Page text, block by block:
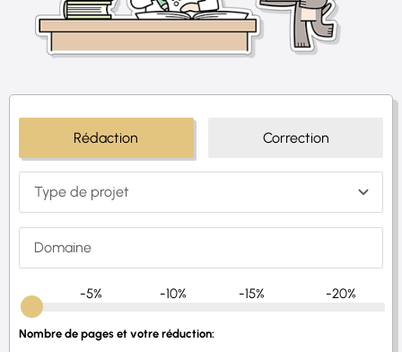
Rédaction Correction
-5% -10% -15% -20%
Nombre de pages et votre réduction: